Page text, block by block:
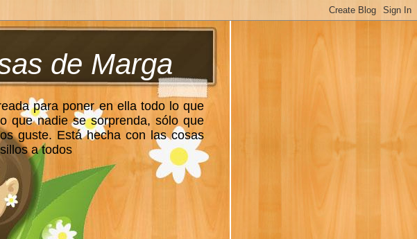
de Marga
para poner en ella todo lo que
que nadie se sorprenda, sólo que
guste. Está hecha con las cosas
a todos